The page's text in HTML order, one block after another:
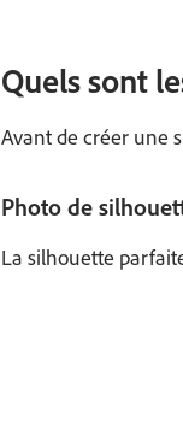
Quels sont
Avant de créer une
Photo de
La silhouette